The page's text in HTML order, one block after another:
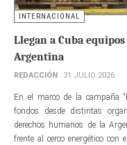
INTERNACIONAL
Llegan a Cuba
Argentina
REDACCIÓN 31 JULIO 2026
En el marco de la campaña
fondos desde distintas
derechos humanos de la
frente al cerco energético